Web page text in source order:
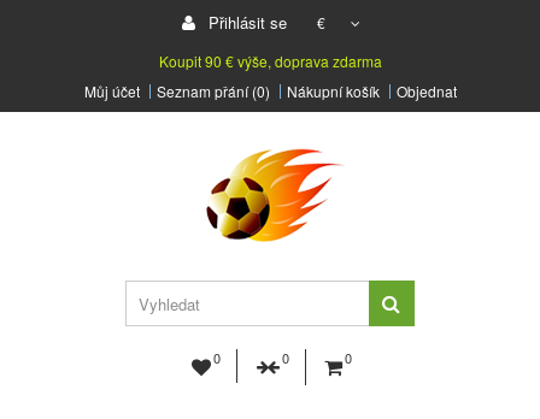
Přihlásit se
€
Koupit 90 € výše, doprava zdarma
Můj účet
Seznam přání (0) Nákupní košík Objednat
0 0 0